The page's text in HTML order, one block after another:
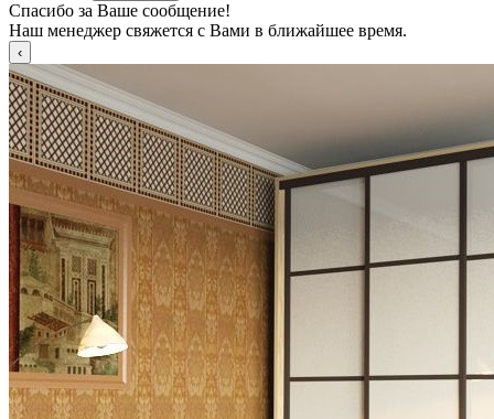
Спасибо за Ваше сообщение!
Наш менеджер свяжется с Вами в ближайшее время.